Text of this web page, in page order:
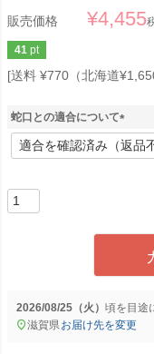
販売価格 ¥4,455
41 pt
送料 ¥770（北海道
蛇口との適合について
(
必
2026/08/25（火）
滋賀県 お届け先を変更